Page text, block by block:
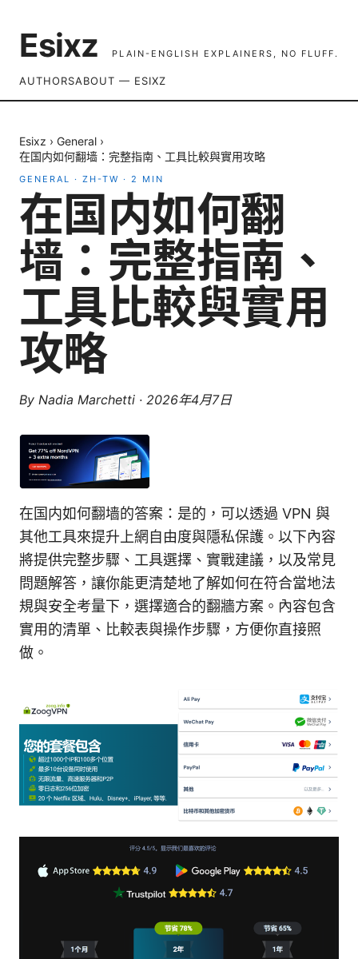
Esixz PLAIN-ENGLISH EXPLAINERS, NO FLUFF.
AUTHORSABOUT — ESIXZ
Esixz › General ›
在国内如何翻墙：完整指南、工具比較與實用攻略
GENERAL · ZH-TW · 2 MIN
在国内如何翻
墙：完整指南、
工具比較與實用
攻略
By Nadia Marchetti · 2026年4月7日
在国内如何翻墙的答案：是的，可以透過 VPN 與
其他工具來提升上網自由度與隱私保護。以下內容
將提供完整步驟、工具選擇、實戰建議，以及常見
問題解答，讓你能更清楚地了解如何在符合當地法
規與安全考量下，選擇適合的翻牆方案。內容包含
實用的清單、比較表與操作步驟，方便你直接照
做。